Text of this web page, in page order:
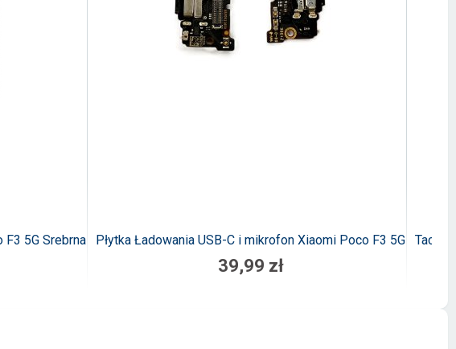
5G Srebrna Płytka Ładowania USB-C i mikrofon Xiaomi Poco F3 5G
39,99 zł
Tacka